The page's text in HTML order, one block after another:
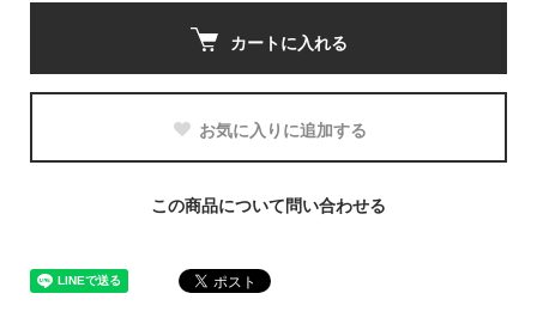
カートに入れる
お気に入りに追加する
この商品について問い合わせる